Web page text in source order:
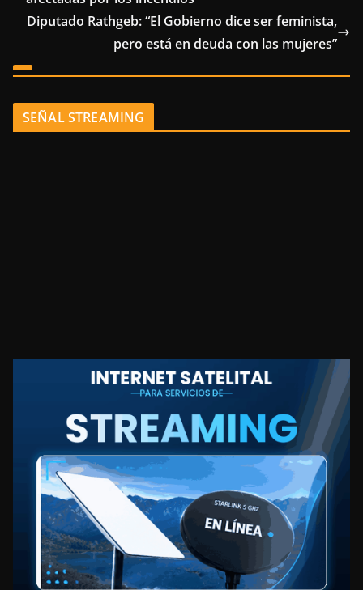
Diputado Rathgeb: “El Gobierno dice ser feminista,
pero está en deuda con las mujeres”
SEÑAL STREAMING